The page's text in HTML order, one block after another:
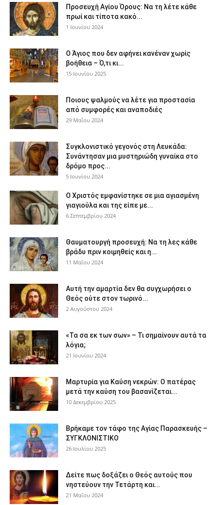
Προσευχή Αγίου Όρους: Να τη λέτε κάθε
πρωί και τίποτα κακό...
1 Ιουνίου 2024
Ο Άγιος που δεν αφήνει κανέναν χωρίς
βοήθεια – Ό,τι κι...
15 Ιουνίου 2025
Ποιους ψαλμούς να λέτε για προστασία
από συμφορές και αναποδιές
29 Μαΐου 2024
Συγκλονιστικό γεγονός στη Λευκάδα:
Συνάντησαν μια μυστηριώδη γυναίκα στο
δρόμο προς...
5 Ιουνίου 2024
Ο Χριστός εμφανίστηκε σε μια αγιασμένη
γιαγιούλα και της είπε με...
6 Σεπτεμβρίου 2024
Θαυματουργή προσευχή: Να τη λες κάθε
βράδυ πριν κοιμηθείς και η...
11 Μαΐου 2024
Αυτή την αμαρτία δεν θα συγχωρήσει ο
Θεός ούτε στον τωρινό...
2 Αυγούστου 2024
«Τα σα εκ των σων» – Τι σημαίνουν αυτά τα
λόγια;
21 Ιουνίου 2024
Μαρτυρία για Καύση νεκρών: Ο πατέρας
μετά την καύση του βασανίζεται...
10 Δεκεμβρίου 2025
Βρήκαμε τον τάφο της Αγίας Παρασκευής –
ΣΥΓΚΛΟΝΙΣΤΙΚΟ
26 Ιουλίου 2025
Δείτε πως δοξάζει ο Θεός αυτούς που
νηστεύουν την Τετάρτη και...
21 Μαΐου 2024